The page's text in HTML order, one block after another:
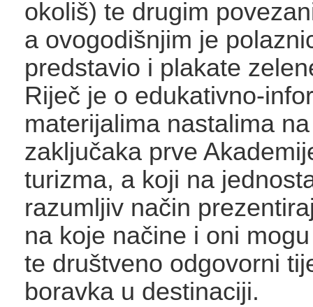
okoliš) te drugim
a ovogodišnjim je
predstavio i plakate
Riječ je o edukativno-
materijalima nastalima
zaključaka prve
turizma, a koji na
razumljiv način
na koje načine i oni
te društveno odgovorni
boravka u destinaciji.